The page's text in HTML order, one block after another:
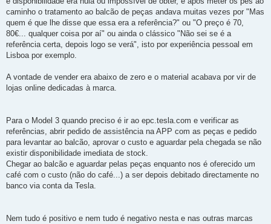
caminho o tratamento ao balcão de peças andava muitas vezes por "Mas
quem é que lhe disse que essa era a referência?" ou "O preço é 70,
80€... qualquer coisa por aí" ou ainda o clássico "Não sei se é a
referência certa, depois logo se verá", isto por experiência pessoal em
Lisboa por exemplo.
A vontade de vender era abaixo de zero e o material acabava por vir de
lojas online dedicadas à marca.
Para o Model 3 quando preciso é ir ao epc.tesla.com e verificar as
referências, abrir pedido de assistência na APP com as peças e pedido
para levantar ao balcão, aprovar o custo e aguardar pela chegada se não
existir disponibilidade imediata de stock.
Chegar ao balcão e aguardar pelas peças enquanto nos é oferecido um
café com o custo (não do café...) a ser depois debitado directamente no
banco via conta da Tesla.
Nem tudo é positivo e nem tudo é negativo nesta e nas outras marcas